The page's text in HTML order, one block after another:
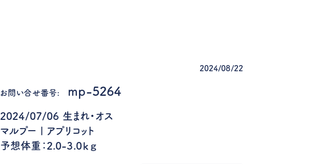
2024/08/22
お問い合せ番号: mp-5264
2024/07/06 生まれ・オス
マルプー | アプリコット
予想体重：2.0-3.0ｋｇ